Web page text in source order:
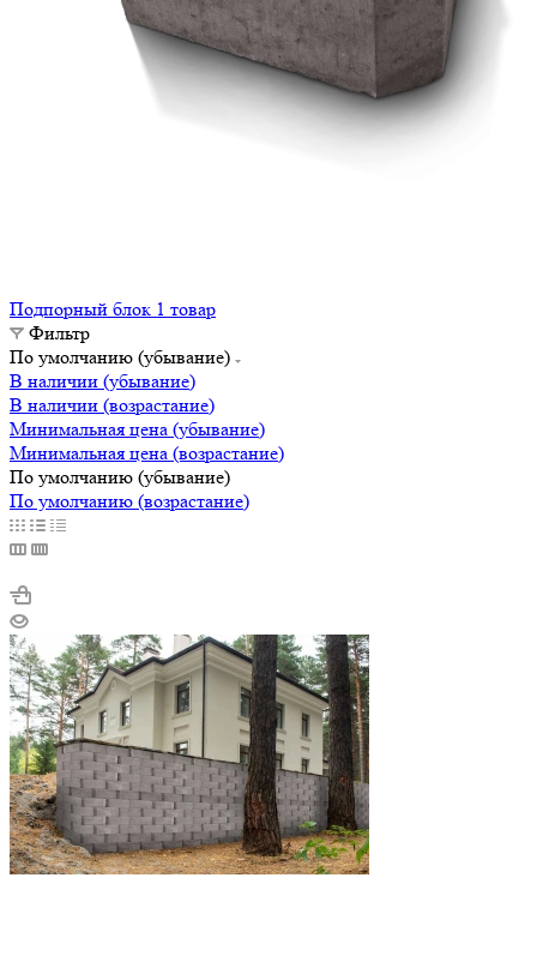
Подпорный блок 1 товар
Фильтр
По умолчанию (убывание)
В наличии (убывание)
В наличии (возрастание)
Минимальная цена (убывание)
Минимальная цена (возрастание)
По умолчанию (убывание)
По умолчанию (возрастание)